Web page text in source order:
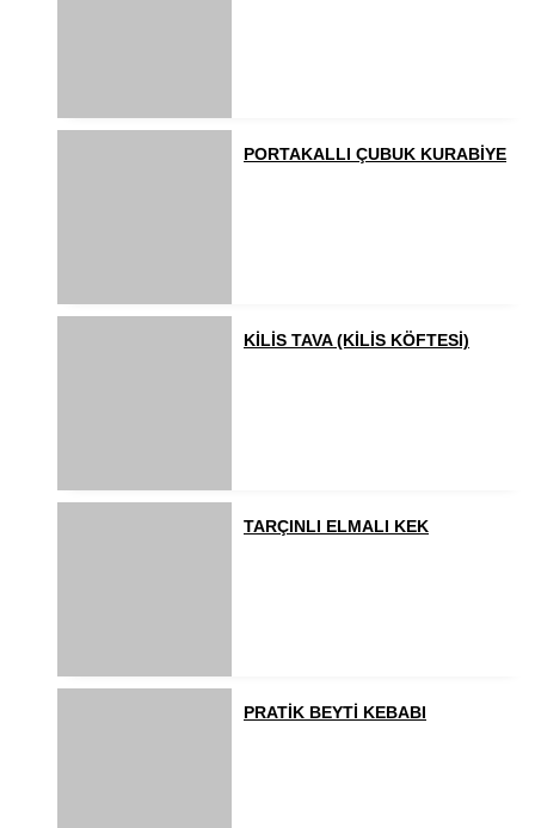
PORTAKALLI ÇUBUK KURABİYE
KİLİS TAVA (KİLİS KÖFTESİ)
TARÇINLI ELMALI KEK
PRATİK BEYTİ KEBABI